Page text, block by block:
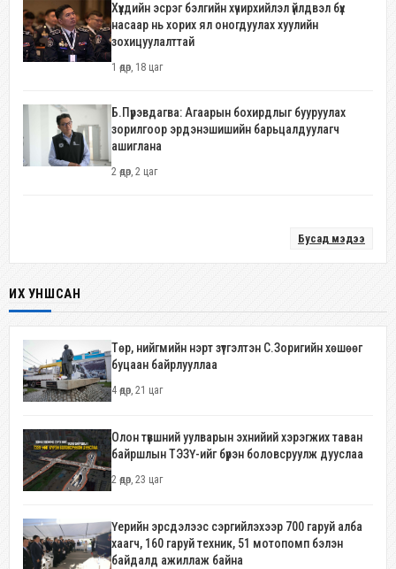
Хүүхдийн эсрэг бэлгийн хүчирхийлэл үйлдвэл бүх
насаар нь хорих ял оногдуулах хуулийн
зохицуулалттай
1 өдөр, 18 цаг
Б.Пүрэвдагва: Агаарын бохирдлыг бууруулах
зорилгоор эрдэнэшишийн барьцалдуулагч
ашиглана
2 өдөр, 2 цаг
Бусад мэдээ
ИХ УНШСАН
Төр, нийгмийн нэрт зүтгэлтэн С.Зоригийн хөшөөг
буцаан байрлууллаа
4 өдөр, 21 цаг
Олон түвшний уулварын эхнийий хэрэгжих таван
байршлын ТЭЗҮ-ийг бүрэн боловсруулж дууслаа
2 өдөр, 23 цаг
Үерийн эрсдэлээс сэргийлэхээр 700 гаруй алба
хаагч, 160 гаруй техник, 51 мотопомп бэлэн
байдалд ажиллаж байна